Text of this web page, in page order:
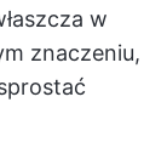
w
znaczeniu,